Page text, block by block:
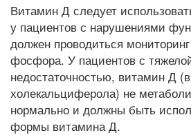
Витамин Д следует
у пациентов с нарушениями
должен проводиться
фосфора. У пациентов с
недостаточностью, витамин Д
холекальциферола) не
нормально и должны быть
формы витамина Д.